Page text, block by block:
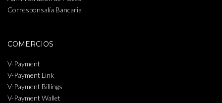
Corresponsalía Bancaria
COMERCIOS
V-Payment
V-Payment Link
V-Payment Billings
V-Payment Wallet